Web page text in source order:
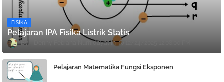
FISIKA
Pelajaran IPA Fisika Listrik Statis
Denny Febiana Nurhidayat
Pelajaran Matematika Fungsi Eksponen